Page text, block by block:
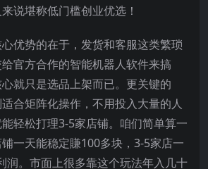
说堪称低门槛创业优选！
优势的在于，发货和客服这类繁琐
官方合作的智能机器人软件来搞
就只是选品上架而已。更关键的
合矩阵化操作，不用投入大量的人
轻松打理3-5家店铺。咱们简单算一
一天能稳定賺100多块，3-5家店一
润。市面上很多靠这个玩法年入几十